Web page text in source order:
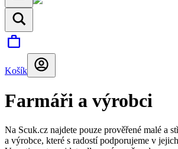
Košík
Farmáři a výrobci
Na Scuk.cz najdete pouze prověřené malé a
a výrobce, které s radostí podporujeme v